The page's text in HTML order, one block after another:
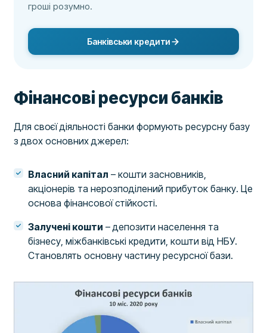
гроші розумно.
Банківськи кредити
Фінансові ресурси банків
Для своєї діяльності банки формують ресурсну базу
з двох основних джерел:
Власний капітал – кошти засновників,
акціонерів та нерозподілений прибуток банку. Це
основа фінансової стійкості.
Залучені кошти – депозити населення та
бізнесу, міжбанківські кредити, кошти від НБУ.
Становлять основну частину ресурсної бази.